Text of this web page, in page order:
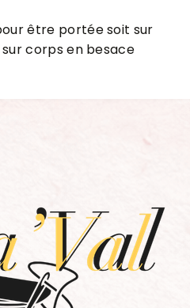
être portée soit sur
corps en besace